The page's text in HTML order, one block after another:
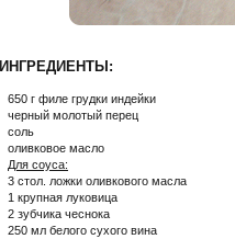
ИНГРЕДИЕНТЫ:
650 г филе грудки индейки
черный молотый перец
соль
оливковое масло
Для соуса:
3 стол. ложки оливкового масла
1 крупная луковица
2 зубчика чеснока
250 мл белого сухого вина